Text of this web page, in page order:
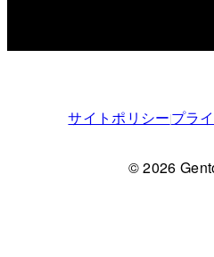
サイトポリシープラ
© 2026